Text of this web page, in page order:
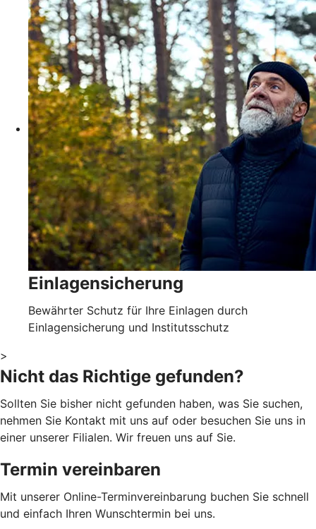
Einlagensicherung
Bewährter Schutz für Ihre Einlagen durch
Einlagensicherung und Institutsschutz
>
Nicht das Richtige gefunden?
Sollten Sie bisher nicht gefunden haben, was Sie suchen,
nehmen Sie Kontakt mit uns auf oder besuchen Sie uns in
einer unserer Filialen. Wir freuen uns auf Sie.
Termin vereinbaren
Mit unserer Online-Terminvereinbarung buchen Sie schnell
und einfach Ihren Wunschtermin bei uns.